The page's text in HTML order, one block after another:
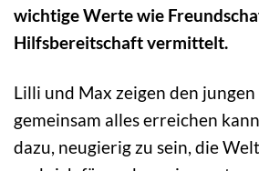
wichtige Werte wie
Hilfsbereitschaft vermittelt.
Lilli und Max zeigen den jungen
gemeinsam alles erreichen
dazu, neugierig zu sein, die